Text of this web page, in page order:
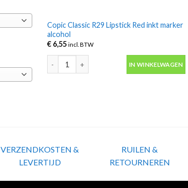
Copic Classic R29 Lipstick Red inkt marker
alcohol
€ 6,55 incl. BTW
IN WINKELWAGEN
VERZENDKOSTEN &
LEVERTIJD
RUILEN &
RETOURNEREN